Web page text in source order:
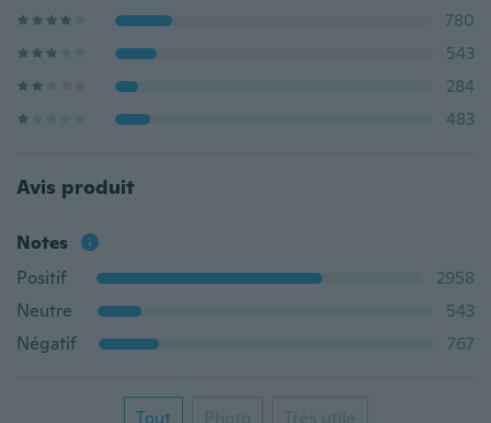
780
543
284
483
Avis produit
Notes
Positif
2958
Neutre
543
Négatif
767
Tout Photo Très utile